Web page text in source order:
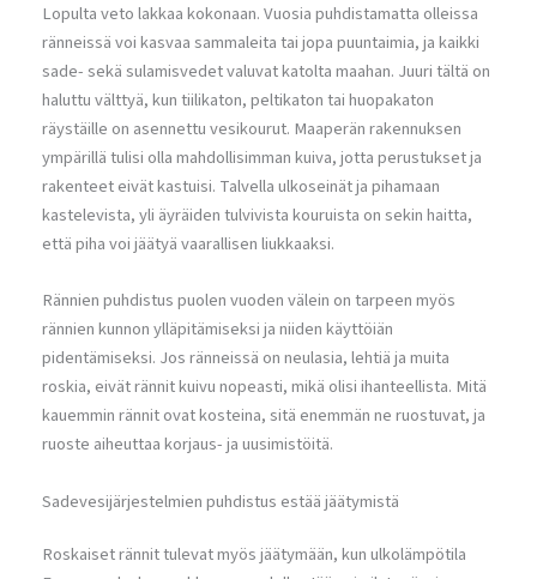
Lopulta veto lakkaa kokonaan. Vuosia puhdistamatta olleissa
ränneissä voi kasvaa sammaleita tai jopa puuntaimia, ja kaikki
sade- sekä sulamisvedet valuvat katolta maahan. Juuri tältä on
haluttu välttyä, kun tiilikaton, peltikaton tai huopakaton
räystäille on asennettu vesikourut. Maaperän rakennuksen
ympärillä tulisi olla mahdollisimman kuiva, jotta perustukset ja
rakenteet eivät kastuisi. Talvella ulkoseinät ja pihamaan
kastelevista, yli äyräiden tulvivista kouruista on sekin haitta,
että piha voi jäätyä vaarallisen liukkaaksi.
Rännien puhdistus puolen vuoden välein on tarpeen myös
rännien kunnon ylläpitämiseksi ja niiden käyttöiän
pidentämiseksi. Jos ränneissä on neulasia, lehtiä ja muita
roskia, eivät rännit kuivu nopeasti, mikä olisi ihanteellista. Mitä
kauemmin rännit ovat kosteina, sitä enemmän ne ruostuvat, ja
ruoste aiheuttaa korjaus- ja uusimistöitä.
Sadevesijärjestelmien puhdistus estää jäätymistä
Roskaiset rännit tulevat myös jäätymään, kun ulkolämpötila